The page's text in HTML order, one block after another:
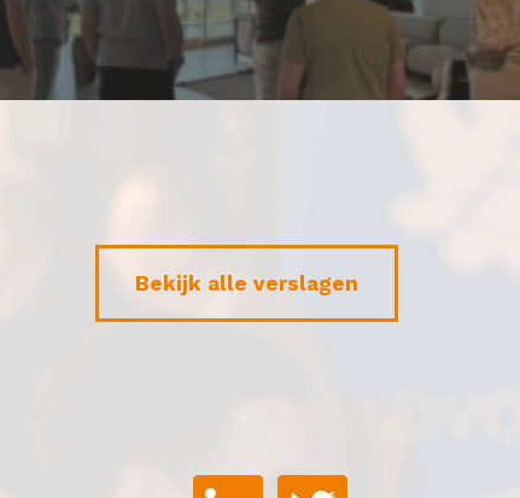
Bekijk alle verslagen